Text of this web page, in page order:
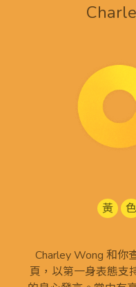
黃 色
Charley Wong 和你
頁，以第一身表態支